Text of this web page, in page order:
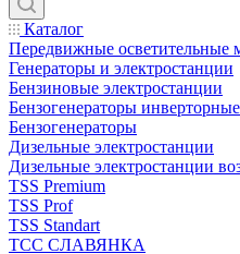
Каталог
Передвижные осветительные
Генераторы и электростанции
Бензиновые электростанции
Бензогенераторы инверторные
Бензогенераторы
Дизельные электростанции
Дизельные электростанции
TSS Premium
TSS Prof
TSS Standart
ТСС СЛАВЯНКА